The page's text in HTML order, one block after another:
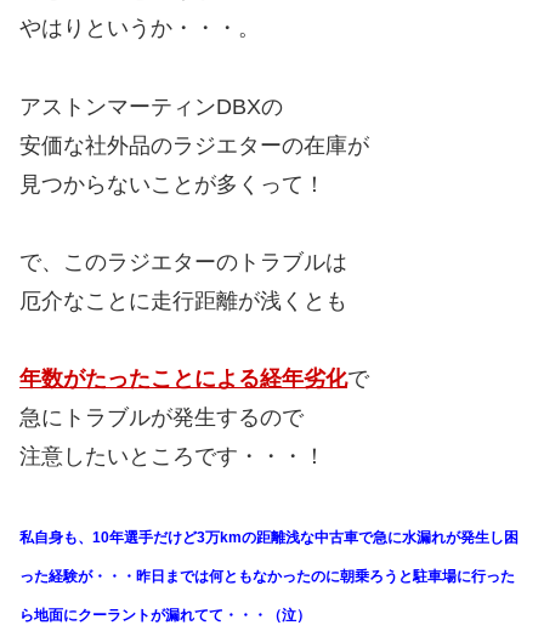
やはりというか・・・。
アストンマーティンDBXの
安価な社外品のラジエターの在庫が
見つからないことが多くって！
で、このラジエターのトラブルは
厄介なことに走行距離が浅くとも
年数がたったことによる経年劣化で
急にトラブルが発生するので
注意したいところです・・・！
私自身も、10年選手だけど3万kmの距離浅な中古車で急に水漏れが発生し困
った経験が・・・昨日までは何ともなかったのに朝乗ろうと駐車場に行った
ら地面にクーラントが漏れてて・・・（泣）